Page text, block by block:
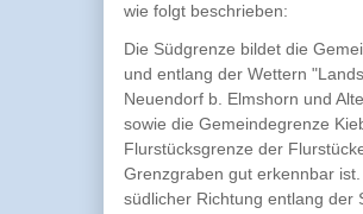
wie folgt beschrieben:
Die Südgrenze bildet die
und entlang der Wettern
Neuendorf b. Elmshorn und
sowie die Gemeindegrenze
Flurstücksgrenze der
Grenzgraben gut erkennbar
südlicher Richtung entlang der